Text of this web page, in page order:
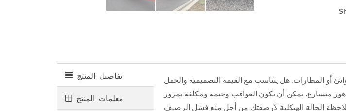
تفاصيل المنتج
معلمات المنتج
أو المطارات. هل يتناسب مع القيمة التصميمية والحمل
متسارع. يمكن أن تكون العواقب وخيمة ومكلفة بمرور